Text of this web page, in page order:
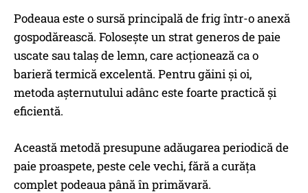
Podeaua este o sursă principală de frig într-o anexă
gospodărească. Folosește un strat generos de paie
uscate sau talaș de lemn, care acționează ca o
barieră termică excelentă. Pentru găini și oi,
metoda așternutului adânc este foarte practică și
eficientă.
Această metodă presupune adăugarea periodică de
paie proaspete, peste cele vechi, fără a curăța
complet podeaua până în primăvară.